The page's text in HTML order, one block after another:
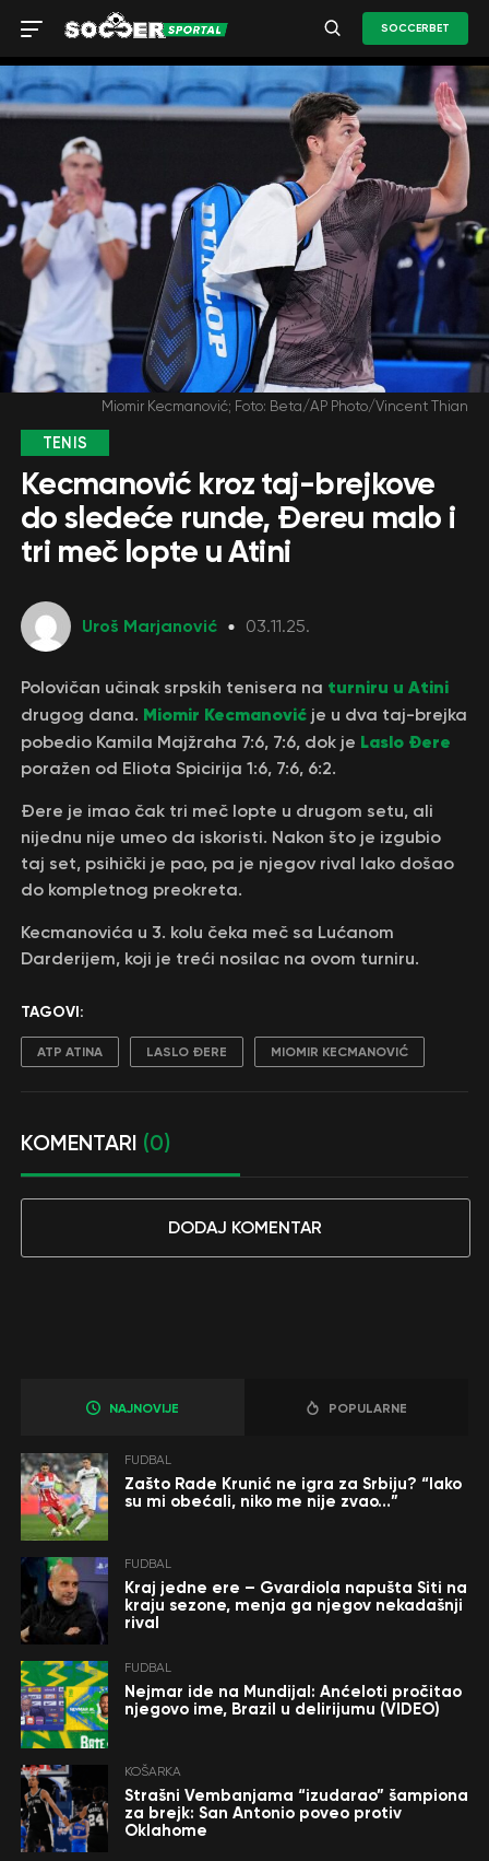
SOCCERBET
Miomir Kecmanović; Foto: Beta/AP Photo/Vincent Thian
TENIS
Kecmanović kroz taj-brejkove
do sledeće runde, Đereu malo i
tri meč lopte u Atini
Uroš Marjanović 03.11.25.
Polovičan učinak srpskih tenisera na turniru u Atini
drugog dana. Miomir Kecmanovićje u dva taj-brejka
pobedio Kamila Majžraha 7:6, 7:6, dok je Laslo Đere
poražen od Eliota Spicirija 1:6, 7:6, 6:2.
Đere je imao čak tri meč lopte u drugom setu, ali
nijednu nije umeo da iskoristi. Nakon što je izgubio
taj set, psihički je pao, pa je njegov rival lako došao
do kompletnog preokreta.
Kecmanovića u 3. kolu čeka meč sa Lućanom
Darderijem, koji je treći nosilac na ovom turniru.
TAGOVI:
ATP ATINA LASLO ĐERE MIOMIR KECMANOVIĆ
KOMENTARI (0)
DODAJ KOMENTAR
NAJNOVIJE POPULARNE
FUDBAL
Zašto Rade Krunić ne igra za Srbiju? “Iako
su mi obećali, niko me nije zvao…”
FUDBAL
Kraj jedne ere – Gvardiola napušta Siti na
kraju sezone, menja ga njegov nekadašnji
rival
FUDBAL
Nejmar ide na Mundijal: Anćeloti pročitao
njegovo ime, Brazil u delirijumu (VIDEO)
KOŠARKA
Strašni Vembanjama “izudarao” šampiona
za brejk: San Antonio poveo protiv
Oklahome